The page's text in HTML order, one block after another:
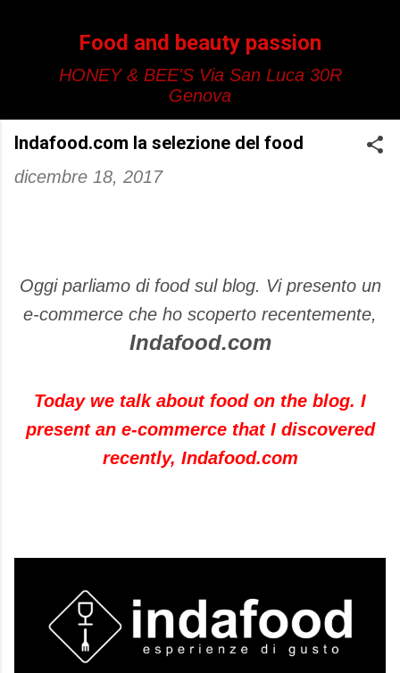
Food and beauty passion
HONEY & BEE'S Via San Luca 30R
Genova
Indafood.com la selezione del food
dicembre 18, 2017
Oggi parliamo di food sul blog. Vi presento un
e-commerce che ho scoperto recentemente,
Indafood.com
Today we talk about food on the blog. I
present an e-commerce that I discovered
recently, Indafood.com